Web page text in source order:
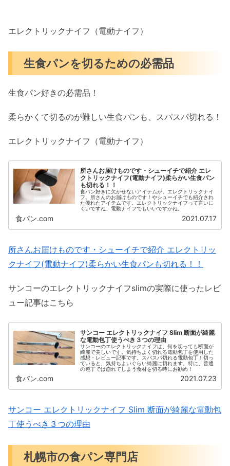
エレクトリックナイフ（電動ナイフ）
生食パンを切るための必需品
生食パン好きの必需品！
柔らかくて切るのが難しい生食パンも、スパスパ切れる！
エレクトリックナイフ（電動ナイフ）
所さんお届けものです・シューイチで紹介 エレ
クトリックナイフ(電動ナイフ)柔らかい生食パン
も切れる！！
食パン好きに欠かせないアイテムが、エレクトリックナイ
フ。所さんのお届けものです！やシューイチでも紹介され
た優れたアイテムです。エレクトリックナイフって言いに
くいですね、電動ナイフでもいいですかね。
食パン.com 2021.07.17
所さんお届けものです・シューイチで紹介 エレクトリッ
クナイフ(電動ナイフ)柔らかい生食パンも切れる！！
サンコーのエレクトリックナイフslimの実際に使ったレビ
ュー記事はこちら
サンコー エレクトリックナイフ Slim 断面が綺麗
な電動包丁使うべき３つの理由
サンコーのエレクトリックナイフは、何を切っても断面が
綺麗で美しいです。気持ちよく切れる電動包丁を使用した
感想・レビュー記事です。スパスパ切れる電動包丁！切っ
ていると、気持ちよいぐらい綺麗に切れます。特に、普通
の包丁では崩れてしまう食材を切る時にお勧め！
食パン.com 2021.07.23
サンコー エレクトリックナイフ Slim 断面が綺麗な電動包
丁使うべき３つの理由
札幌市の食パン専門店